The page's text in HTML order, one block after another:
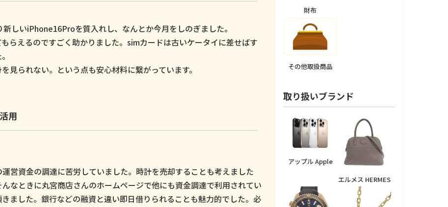
しいiPhone16Proを質入れし、なんとか今月をしのぎました。
らえるのですごく助かりました。simカードは古いケータイに差せばす
見られない。という点も安心材料に繋がっています。
用
営資金の調達に苦労していました。時計を売却することも考えました
なときに丸宮商店さんのホームページで他にも資金調達で利用されてい
ました。銀行などの融資と違い即日借りられることも魅力的でした。必
財布
その他取扱商品
取り扱いブランド
アップル Apple
エルメス HERMES